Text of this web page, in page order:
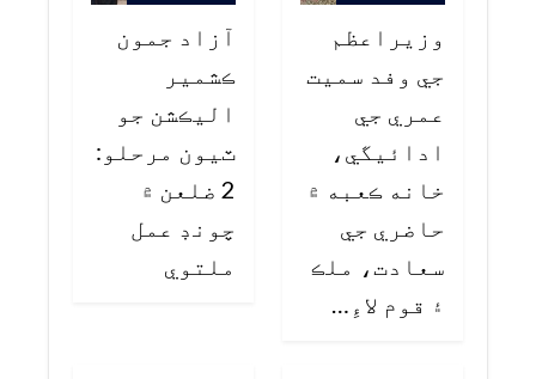
وزيراعظم
جي وفد سميت
عمري جي
ادائيگي،
خانه ڪعبه ۾
حاضري جي
سعادت، ملڪ
۽ قوم لاءِ…
آزاد جمون
ڪشمير
اليڪشن جو
ٽيون مرحلو:
2 ضلعن ۾
چونڊ عمل
ملتوي